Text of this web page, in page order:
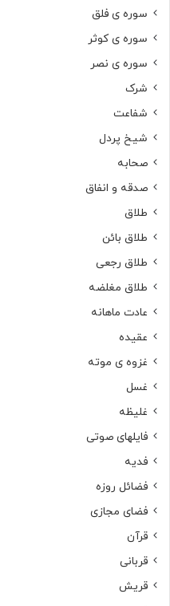
سوره ی فلق
سوره ی کوثر
سوره ی نصر
شرک
شفاعت
شیخ پردل
صحابه
صدقه و انفاق
طلاق
طلاق بائن
طلاق رجعی
طلاق مغلضه
عادت ماهانه
عقیده
غزوه ی موته
غسل
غلیظه
فایلهای صوتی
فدیه
فضائل روزه
فضای مجازی
قرآن
قربانی
قریش